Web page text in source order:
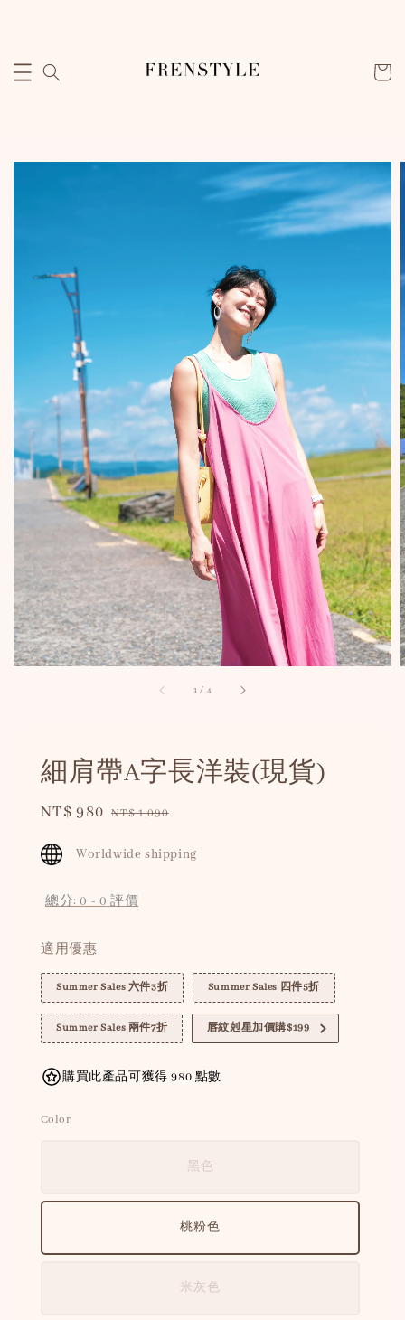
1 / 4
細肩帶A字長洋裝(現貨)
Sale
NT$ 980 Regular
NT$ 1,090
Worldwide shipping
總分:0 - 0 評價
適用優惠
Summer Sales 六件3折 Summer Sales 四件5折
Summer Sales 兩件7折 唇紋剋星加價購$199
購買此產品可獲得 980 點數
Color
黑色
桃粉色
米灰色